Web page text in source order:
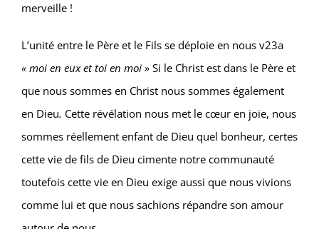
merveille !
L’unité entre le Père et le Fils se déploie en nous v23a
« moi en eux et toi en moi » Si le Christ est dans le Père et
que nous sommes en Christ nous sommes également
en Dieu. Cette révélation nous met le cœur en joie, nous
sommes réellement enfant de Dieu quel bonheur, certes
cette vie de fils de Dieu cimente notre communauté
toutefois cette vie en Dieu exige aussi que nous vivions
comme lui et que nous sachions répandre son amour